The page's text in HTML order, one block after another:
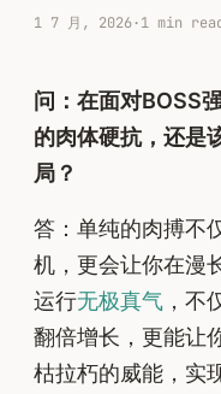
1 7 月, 2026·1 min
问：在面对BOSS
的肉体硬抗，还是
局？
答：单纯的肉搏不
机，更会让你在漫
运行无极真气 ，不
翻倍增长，更能让
枯拉朽的威能，实